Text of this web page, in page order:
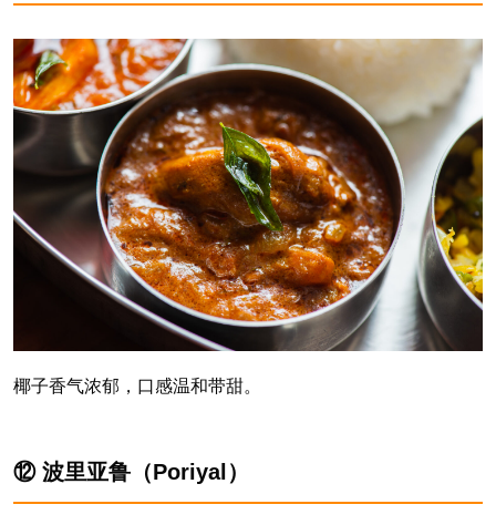
椰子香气浓郁，口感温和带甜。
⑫ 波里亚鲁（Poriyal）